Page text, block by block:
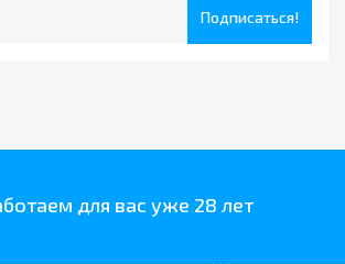
Подписаться!
для вас уже 28 лет